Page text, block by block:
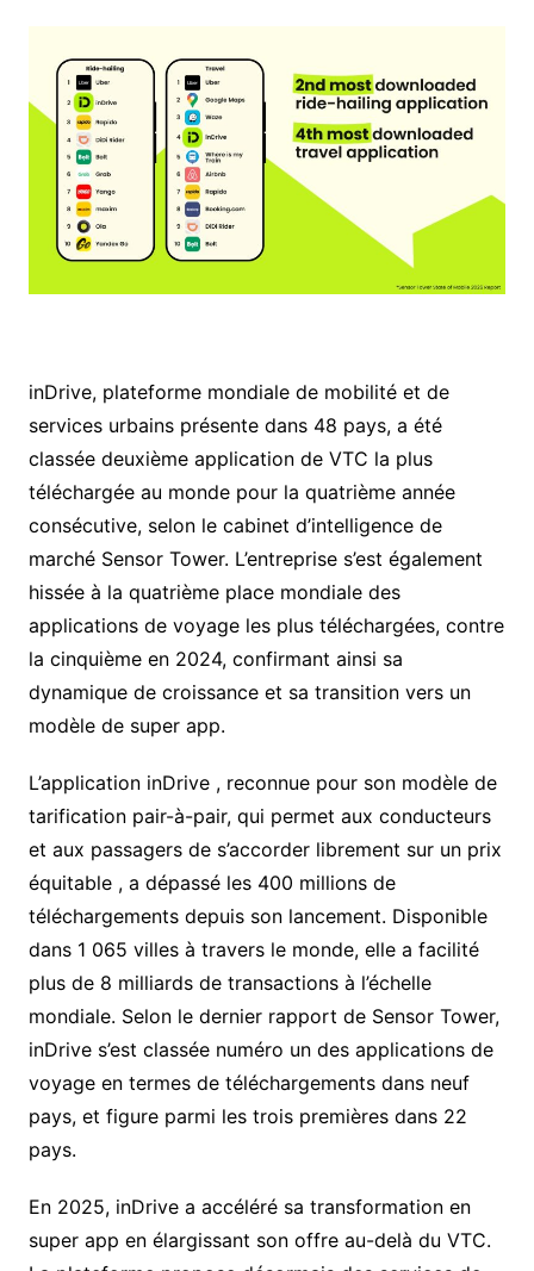
inDrive, plateforme mondiale de mobilité et de
services urbains présente dans 48 pays, a été
classée deuxième application de VTC la plus
téléchargée au monde pour la quatrième année
consécutive, selon le cabinet d’intelligence de
marché Sensor Tower. L’entreprise s’est également
hissée à la quatrième place mondiale des
applications de voyage les plus téléchargées, contre
la cinquième en 2024, confirmant ainsi sa
dynamique de croissance et sa transition vers un
modèle de super app.
L’application inDrive , reconnue pour son modèle de
tarification pair-à-pair, qui permet aux conducteurs
et aux passagers de s’accorder librement sur un prix
équitable , a dépassé les 400 millions de
téléchargements depuis son lancement. Disponible
dans 1 065 villes à travers le monde, elle a facilité
plus de 8 milliards de transactions à l’échelle
mondiale. Selon le dernier rapport de Sensor Tower,
inDrive s’est classée numéro un des applications de
voyage en termes de téléchargements dans neuf
pays, et figure parmi les trois premières dans 22
pays.
En 2025, inDrive a accéléré sa transformation en
super app en élargissant son offre au-delà du VTC.